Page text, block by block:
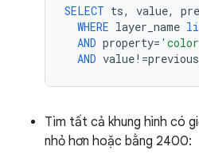
SELECT ts, value,
WHERE layer_name
AND property=
AND value!=
Tìm tất cả khung hình có
nhỏ hơn hoặc bằng 2400: